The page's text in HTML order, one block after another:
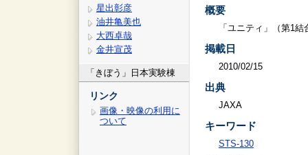
星出彰彦
油井亀美也
大西卓哉
金井宣茂
「きぼう」日本実験棟
リンク
画像・映像の利用に
ついて
概要
「ユニティ」（第1
掲載日
2010/02/15
出典
JAXA
キーワード
STS-130